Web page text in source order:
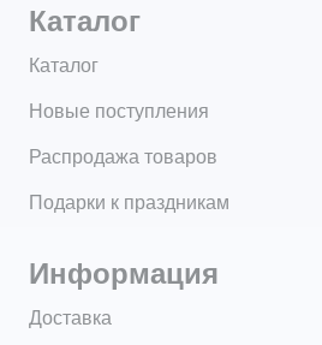
Каталог
Каталог
Новые поступления
Распродажа товаров
Подарки к праздникам
Информация
Доставка